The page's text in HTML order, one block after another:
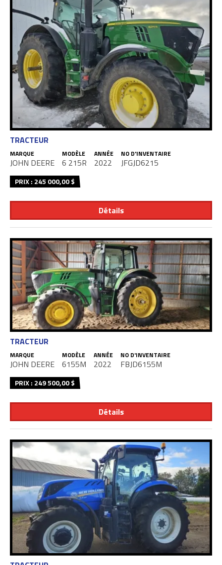
Détails
TRACTEUR
MARQUE
JOHN DEERE
MODÈLE
6 215R
ANNÉE
2022
NO D'INVENTAIRE
JFGJD6215
PRIX : 245 000,00 $
Détails
TRACTEUR
MARQUE
JOHN DEERE
MODÈLE
6155M
ANNÉE
2022
NO D'INVENTAIRE
FBJD6155M
PRIX : 249 500,00 $